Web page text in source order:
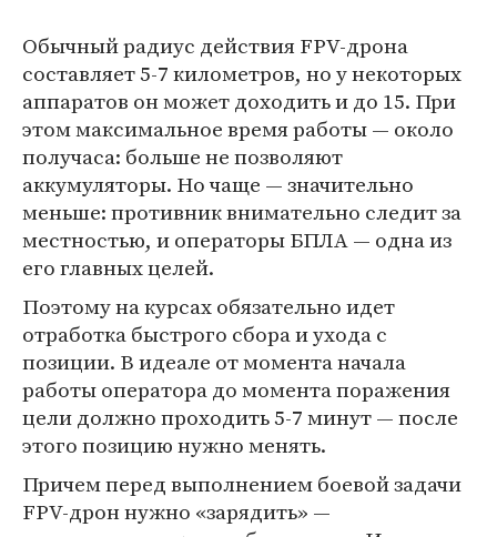
Обычный радиус действия FPV-дрона
составляет 5-7 километров, но у некоторых
аппаратов он может доходить и до 15. При
этом максимальное время работы — около
получаса: больше не позволяют
аккумуляторы. Но чаще — значительно
меньше: противник внимательно следит за
местностью, и операторы БПЛА — одна из
его главных целей.
Поэтому на курсах обязательно идет
отработка быстрого сбора и ухода с
позиции. В идеале от момента начала
работы оператора до момента поражения
цели должно проходить 5-7 минут — после
этого позицию нужно менять.
Причем перед выполнением боевой задачи
FPV-дрон нужно «зарядить» —